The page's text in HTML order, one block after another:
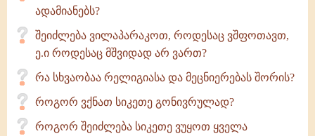
ადამიანებს?
შეიძლება ვილაპარაკოთ, როდესაც ვშფოთავთ,
ე.ი როდესაც მშვიდად არ ვართ?
რა სხვაობაა რელიგიასა და მეცნიერებას შორის?
როგორ ვქნათ სიკეთე გონივრულად?
როგორ შეიძლება სიკეთე ვუყოთ ყველა